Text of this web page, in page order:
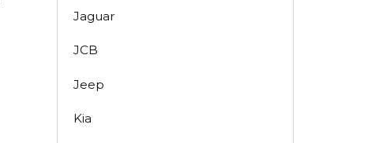
Jaguar
JCB
Jeep
Kia